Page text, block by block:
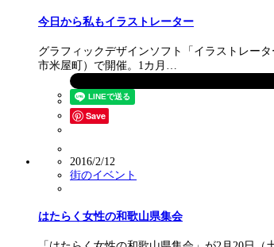
今日から私もイラストレーター
グラフィックデザインソフト「イラストレー
市米屋町）で開催。1カ月…
Save
2016/2/12
街のイベント
はたらく女性の和歌山県集会